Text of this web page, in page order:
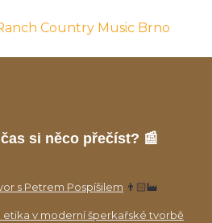
Country Music Brno
si něco přečíst? 📰
s Petrem Pospíšilem 👨🏻‍🏭
etika v moderní šperkařské tvorbě